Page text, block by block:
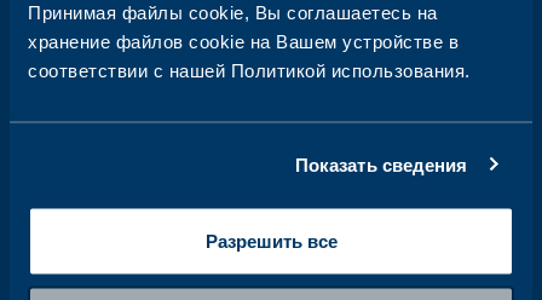
Принимая файлы cookie, Вы соглашаетесь на
хранение файлов cookie на Вашем устройстве в
соответствии с нашей Политикой использования.
Показать сведения
Разрешить все
Получайте еженедельные новости о
здоровье на свою электронную почту
электронной
Подписывайтесь на нас